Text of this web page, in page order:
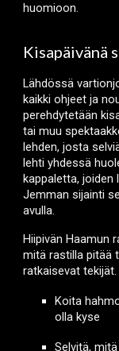
huomioon.
Kisapäivänä
Lähdössä
kaikki ohjeet ja
perehdytetään
tai muu
lehden, josta
lehti yhdessä
kappaletta, joiden
Jemman sijainti
avulla.
Hiipivän Haamun
mitä rastilla pitää
ratkaisevat tekijät.
Koita
olla kyse
Selvitä,